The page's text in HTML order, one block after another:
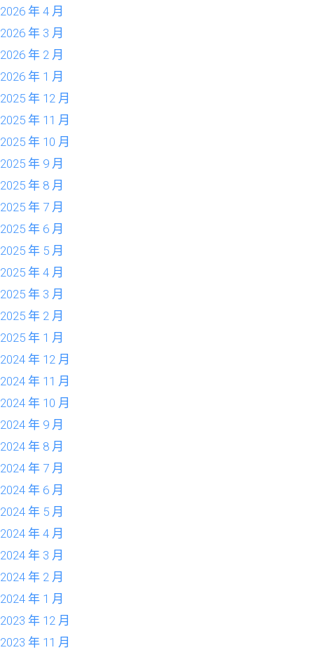
2026 年 4 月
2026 年 3 月
2026 年 2 月
2026 年 1 月
2025 年 12 月
2025 年 11 月
2025 年 10 月
2025 年 9 月
2025 年 8 月
2025 年 7 月
2025 年 6 月
2025 年 5 月
2025 年 4 月
2025 年 3 月
2025 年 2 月
2025 年 1 月
2024 年 12 月
2024 年 11 月
2024 年 10 月
2024 年 9 月
2024 年 8 月
2024 年 7 月
2024 年 6 月
2024 年 5 月
2024 年 4 月
2024 年 3 月
2024 年 2 月
2024 年 1 月
2023 年 12 月
2023 年 11 月